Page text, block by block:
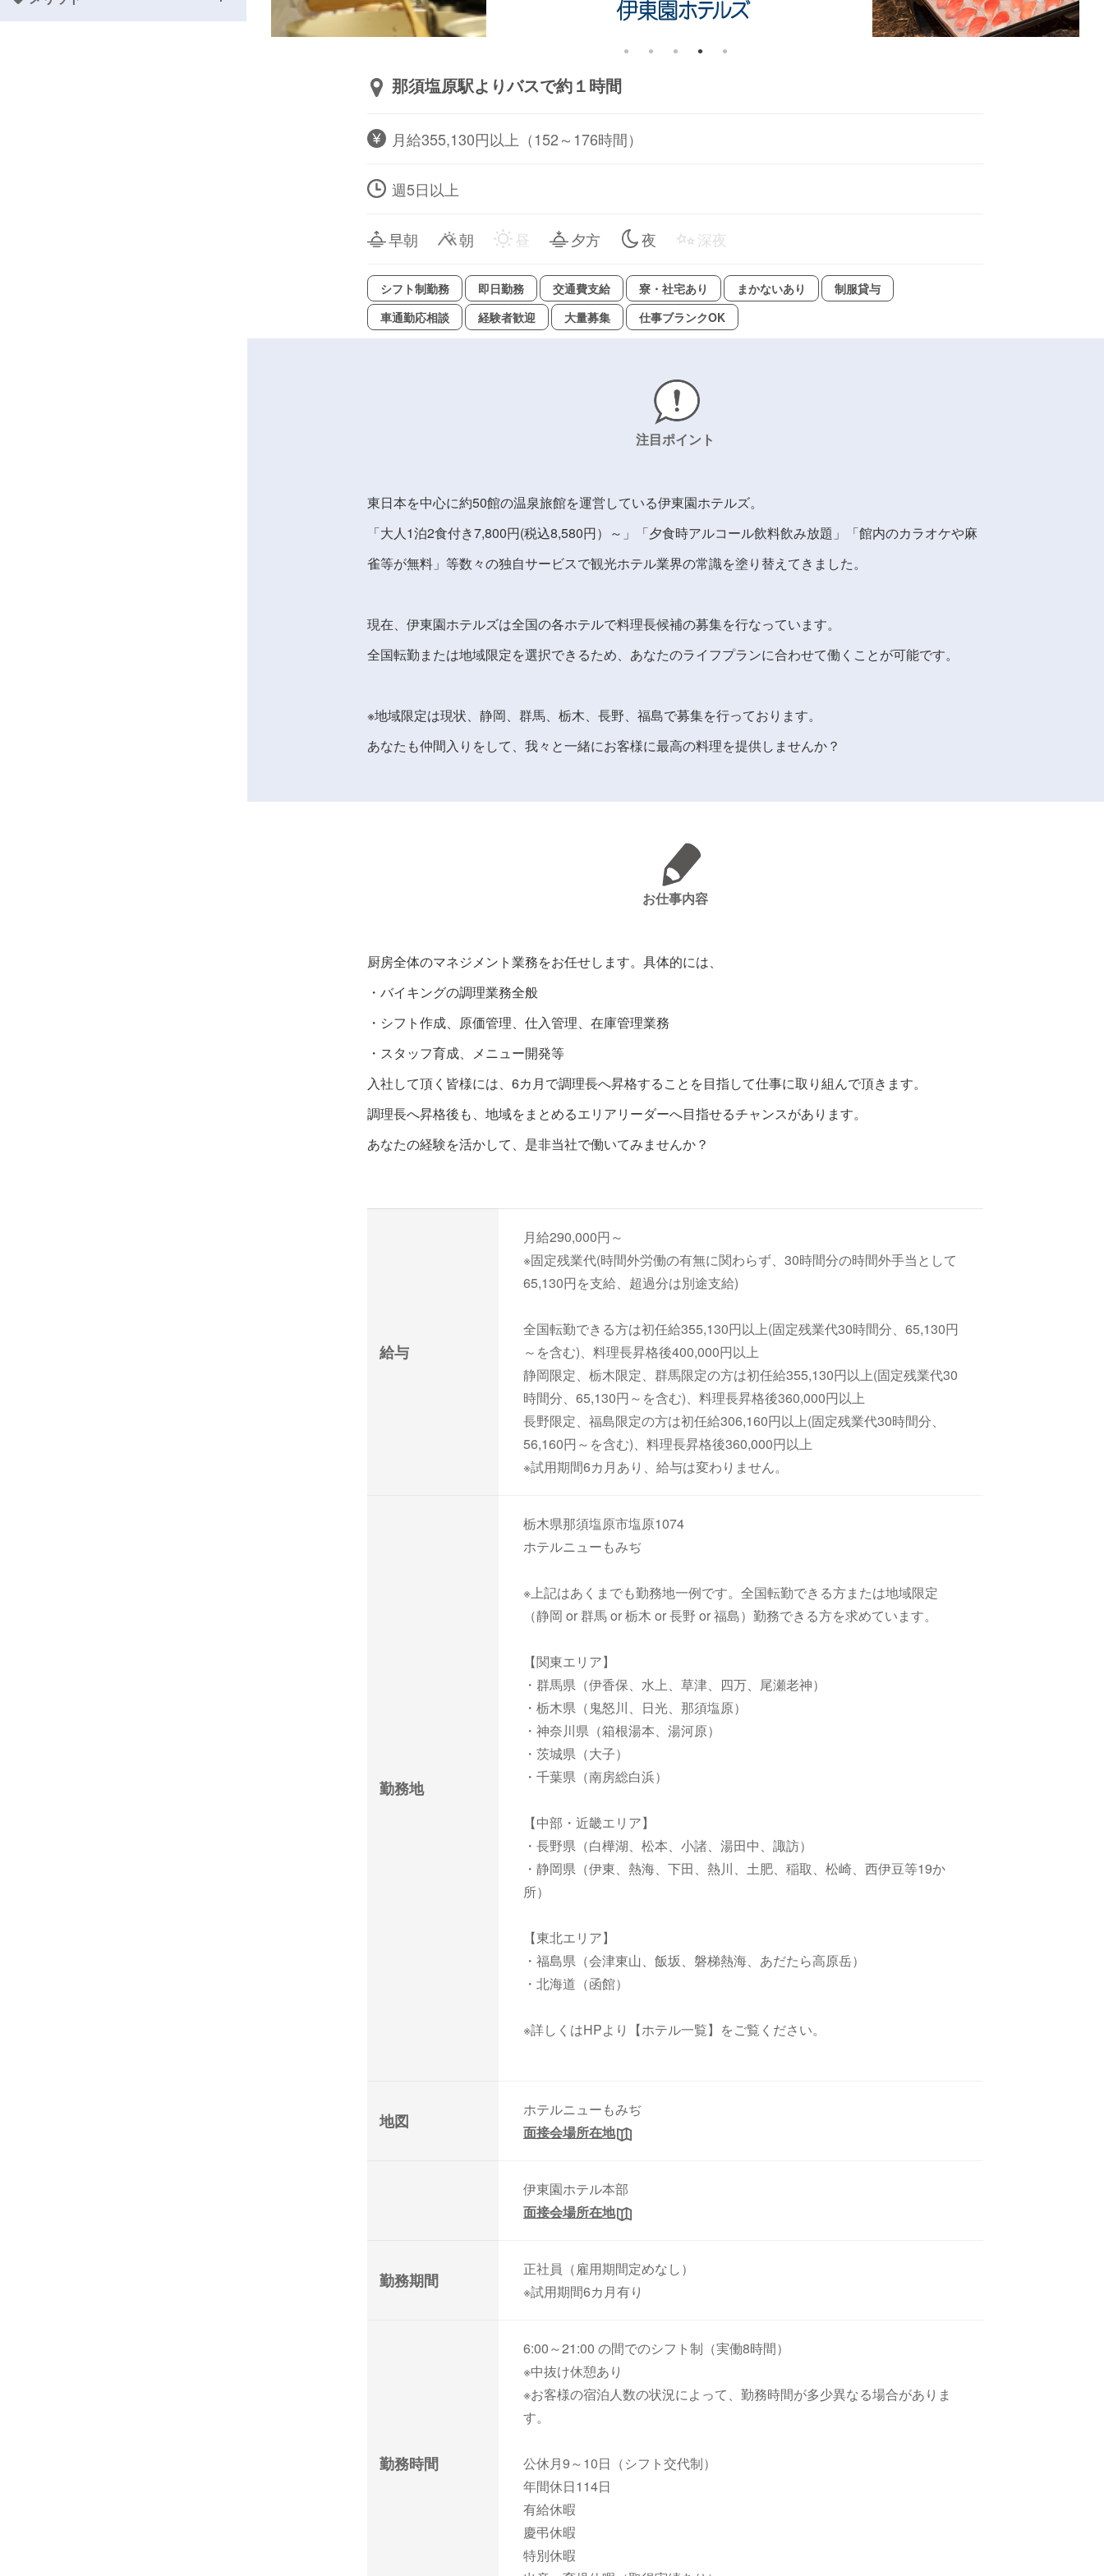
那須塩原駅よりバスで約１時間
月給355,130円以上（152～176時間）
週5日以上
早朝 朝 昼 夕方 夜 深夜
シフト制勤務 即日勤務 交通費支給 寮・社宅あり まかないあり
制服貸与
車通勤応相談
経験者歓迎 大量募集 仕事ブランクOK
注目ポイント
東日本を中心に約50館の温泉旅館を運営している伊東園ホテルズ。
「大人1泊2食付き7,800円(税込8,580円）～」「夕食時アルコール飲料飲み放題」「館内のカラオケや麻
雀等が無料」等数々の独自サービスで観光ホテル業界の常識を塗り替えてきました。
現在、伊東園ホテルズは全国の各ホテルで料理長候補の募集を行なっています。
全国転勤または地域限定を選択できるため、あなたのライフプランに合わせて働くことが可能です。
※地域限定は現状、静岡、群馬、栃木、長野、福島で募集を行っております。
あなたも仲間入りをして、我々と一緒にお客様に最高の料理を提供しませんか？
お仕事内容
厨房全体のマネジメント業務をお任せします。具体的には、
・バイキングの調理業務全般
・シフト作成、原価管理、仕入管理、在庫管理業務
・スタッフ育成、メニュー開発等
入社して頂く皆様には、6カ月で調理長へ昇格することを目指して仕事に取り組んで頂きます。
調理長へ昇格後も、地域をまとめるエリアリーダーへ目指せるチャンスがあります。
あなたの経験を活かして、是非当社で働いてみませんか？
給与
月給290,000円～
※固定残業代(時間外労働の有無に関わらず、30時間分の時間外手当として
65,130円を支給、超過分は別途支給)
全国転勤できる方は初任給355,130円以上(固定残業代30時間分、65,130円
～を含む)、料理長昇格後400,000円以上
静岡限定、栃木限定、群馬限定の方は初任給355,130円以上(固定残業代30
時間分、65,130円～を含む)、料理長昇格後360,000円以上
長野限定、福島限定の方は初任給306,160円以上(固定残業代30時間分、
56,160円～を含む)、料理長昇格後360,000円以上
※試用期間6カ月あり、給与は変わりません。
勤務地
栃木県那須塩原市塩原1074
ホテルニューもみぢ
※上記はあくまでも勤務地一例です。全国転勤できる方または地域限定
（静岡 or 群馬 or 栃木 or 長野 or 福島）勤務できる方を求めています。
【関東エリア】
・群馬県（伊香保、水上、草津、四万、尾瀬老神）
・栃木県（鬼怒川、日光、那須塩原）
・神奈川県（箱根湯本、湯河原）
・茨城県（大子）
・千葉県（南房総白浜）
【中部・近畿エリア】
・長野県（白樺湖、松本、小諸、湯田中、諏訪）
・静岡県（伊東、熱海、下田、熱川、土肥、稲取、松崎、西伊豆等19か
所）
【東北エリア】
・福島県（会津東山、飯坂、磐梯熱海、あだたら高原岳）
・北海道（函館）
※詳しくはHPより【ホテル一覧】をご覧ください。
地図
ホテルニューもみぢ
面接会場所在地
伊東園ホテル本部
面接会場所在地
勤務期間
正社員（雇用期間定めなし）
※試用期間6カ月有り
勤務時間
6:00～21:00 の間でのシフト制（実働8時間）
※中抜け休憩あり
※お客様の宿泊人数の状況によって、勤務時間が多少異なる場合がありま
す。
公休月9～10日（シフト交代制）
年間休日114日
有給休暇
慶弔休暇
特別休暇